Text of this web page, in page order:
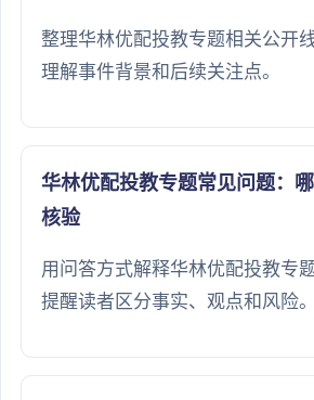
整理华林优配投教专题相关公开
理解事件背景和后续关注点。
华林优配投教专题常见问题：
核验
用问答方式解释华林优配投教专
提醒读者区分事实、观点和风险。